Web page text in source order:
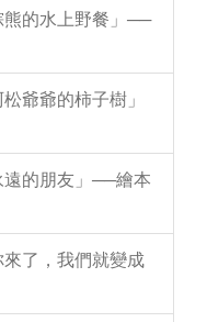
熊的水上野餐」──
爺爺的柿子樹」
遠的朋友」──繪本
了，我們就變成